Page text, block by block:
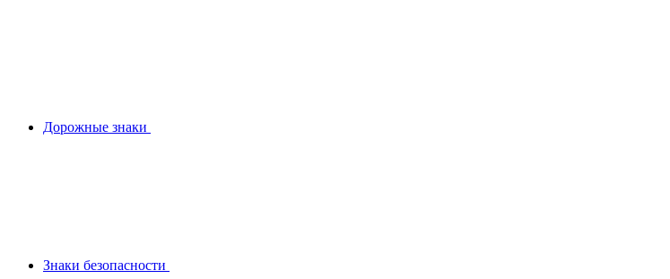
Дорожные знаки
Знаки безопасности